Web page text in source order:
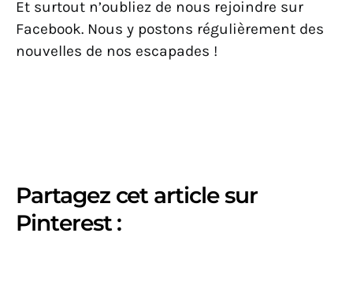
Et surtout n’oubliez de nous rejoindre sur
Facebook. Nous y postons régulièrement des
nouvelles de nos escapades !
Partagez cet article sur
Pinterest :